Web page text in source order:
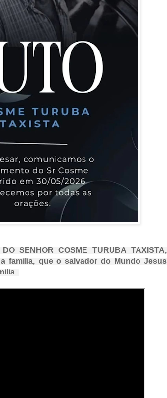
SENHOR COSME TURUBA TAXISTA,
familia, que o salvador do Mundo Jesus